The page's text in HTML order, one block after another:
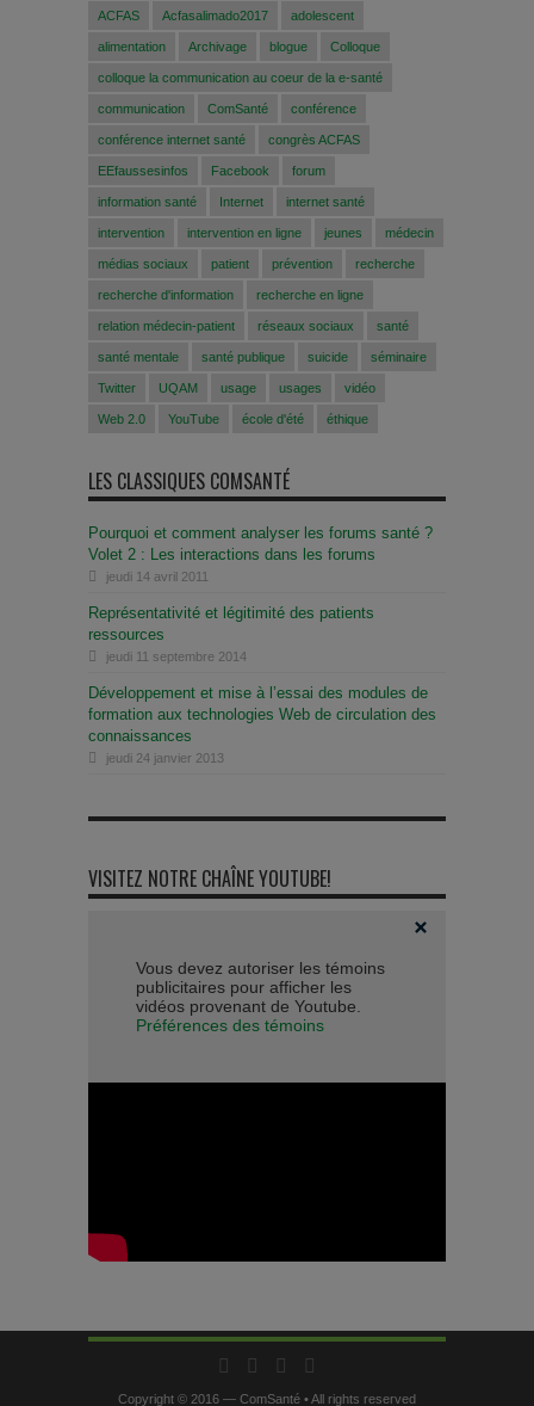
ACFAS Acfasalimado2017 adolescent
alimentation Archivage blogue Colloque
colloque la communication au coeur de la e-santé
communication ComSanté conférence
conférence internet santé congrès ACFAS
EEfaussesinfos Facebook forum
information santé Internet internet santé
intervention intervention en ligne jeunes médecin
médias sociaux patient prévention recherche
recherche d'information recherche en ligne
relation médecin-patient réseaux sociaux santé
santé mentale santé publique suicide séminaire
Twitter UQAM usage usages vidéo
Web 2.0 YouTube école d'été éthique
LES CLASSIQUES COMSANTÉ
Pourquoi et comment analyser les forums santé ?
Volet 2 : Les interactions dans les forums
jeudi 14 avril 2011
Représentativité et légitimité des patients
ressources
jeudi 11 septembre 2014
Développement et mise à l’essai des modules de
formation aux technologies Web de circulation des
connaissances
jeudi 24 janvier 2013
VISITEZ NOTRE CHAÎNE YOUTUBE!
Vous devez autoriser les témoins
publicitaires pour afficher les
vidéos provenant de Youtube.
Préférences des témoins
Copyright © 2016 — ComSanté • All rights reserved